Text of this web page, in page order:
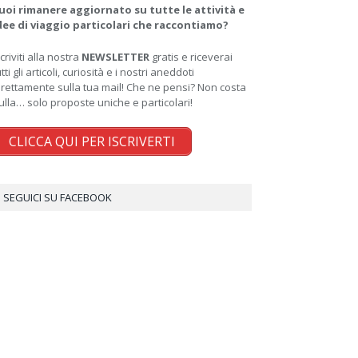
rimanere aggiornato su tutte le attività e
di viaggio particolari che raccontiamo?
alla nostra NEWSLETTER gratis e riceverai
gli articoli, curiosità e i nostri aneddoti
sulla tua mail! Che ne pensi? Non costa
solo proposte uniche e particolari!
CLICCA QUI PER ISCRIVERTI
SEGUICI SU FACEBOOK